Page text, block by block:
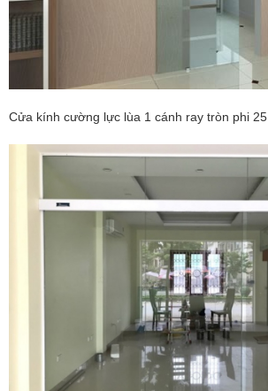
Cửa kính cường lực lùa 1 cánh ray tròn phi 25